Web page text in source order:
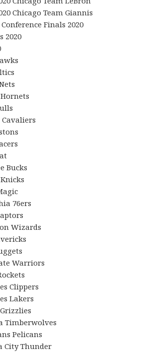
Chicago Team Giannis
Finals 2020
2020
Cavaliers
Bucks
76ers
Wizards
Warriors
Clippers
Lakers
Timberwolves
Pelicans
City Thunder